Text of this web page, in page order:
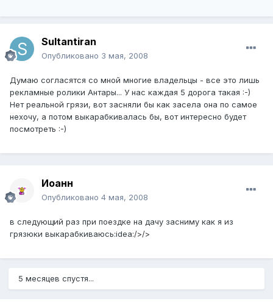
Sultantiran
Опубликовано 3 мая, 2008
Думаю согласятся со мной многие владельцы - все это лишь
рекламные ролики Антары... У нас каждая 5 дорога такая :-)
Нет реальной грязи, вот засняли бы как засела она по самое
нехочу, а потом выкарабкивалась бы, вот интересно будет
посмотреть :-)
Иоанн
Опубликовано 4 мая, 2008
в следующий раз при поездке на дачу засниму как я из
грязюки выкарабкиваюсь:idea:/>/>
5 месяцев спустя...